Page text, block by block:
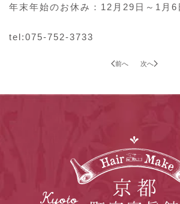
年末年始のお休み：12月29日～1月6
tel:075-752-3733
前へ 次へ